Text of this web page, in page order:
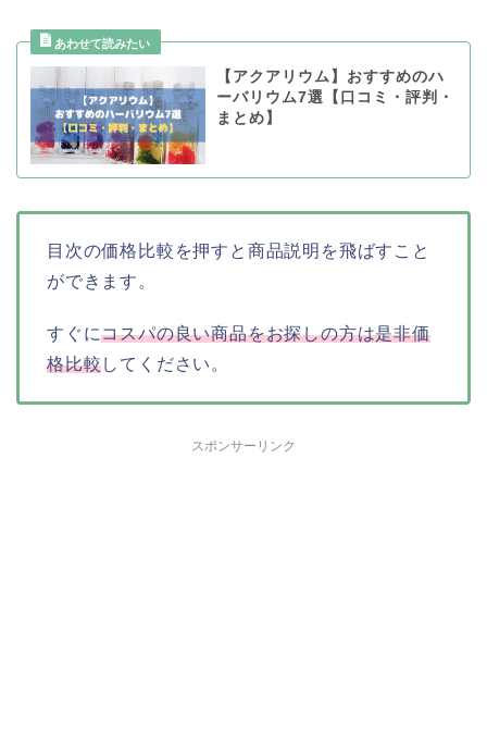
【アクアリウム】おすすめのハ
ーバリウム7選【口コミ・評判・
まとめ】
目次の価格比較を押すと商品説明を飛ばすこと
ができます。
すぐにコスパの良い商品をお探しの方は是非価
格比較してください。
スポンサーリンク